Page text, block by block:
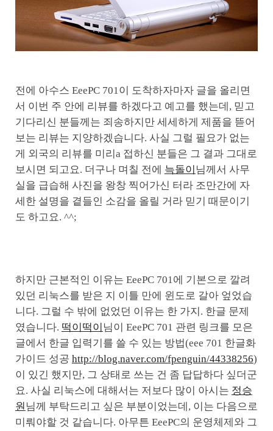
전에 아수스 EeePC 701이 도착하자마자 글을 올리면
서 이번 주 안에 리뷰를 하겠다고 예고를 했는데, 믿고
기다리신 분들께는 죄송하지만 세세하게 제품을 뜯어
보는 리뷰는 지양하겠습니다. 사실 그럴 필요가 없는
게 외국의 리뷰를 미리a 접하신 분들은 그 결과 그대로
보시면 되고요. 더구나 며칠 전에 늑돌이 님께서 사무
실을 급습해 사진을 왕창 찍어가신 터라 조만간에 자
세한 설명을 곁들인 소감을 올릴 거라 믿기 때문이기
도 하고요. ^^;
하지만 근본적인 이유는 EeePC 701에 기본으로 깔려
있던 리눅스를 받은 지 이틀 만에 윈도로 갈아 엎었습
니다. 그럴 수 밖에 없었던 이유는 한 가지. 한글 문제
였습니다. 떡이떡이 님이 EeePC 701 관련 링크를 모은
글에서 한글 입력기를 쓸 수 있는 방법(eee 701 한글화
가이드 성공 http://blog.naver.com/fpenguin/44338256)
이 있긴 했지만, 그 상태로 쓰는 건 좀 답답하다 싶더군
요. 사실 리눅스에 대해서는 저보다 많이 아시는 정승
원 님께 부탁드리고 싶은 부분이었는데, 이는 다음으로
미뤄야할 것 같습니다. 아무튼 EeePC의 운영체제와 그